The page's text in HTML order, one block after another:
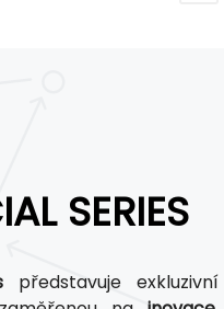
SERIES
představuje exkluzivní